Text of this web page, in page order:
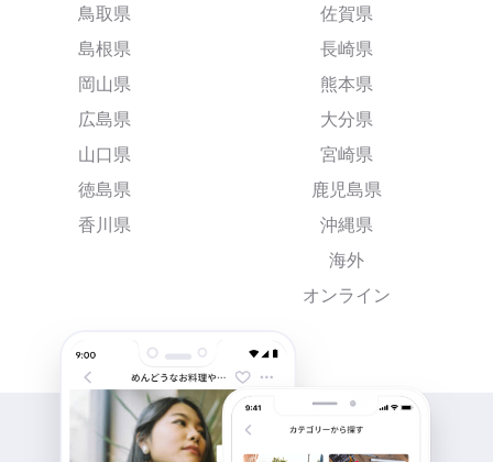
鳥取県
島根県
岡山県
広島県
山口県
徳島県
香川県
佐賀県
長崎県
熊本県
大分県
宮崎県
鹿児島県
沖縄県
海外
オンライン